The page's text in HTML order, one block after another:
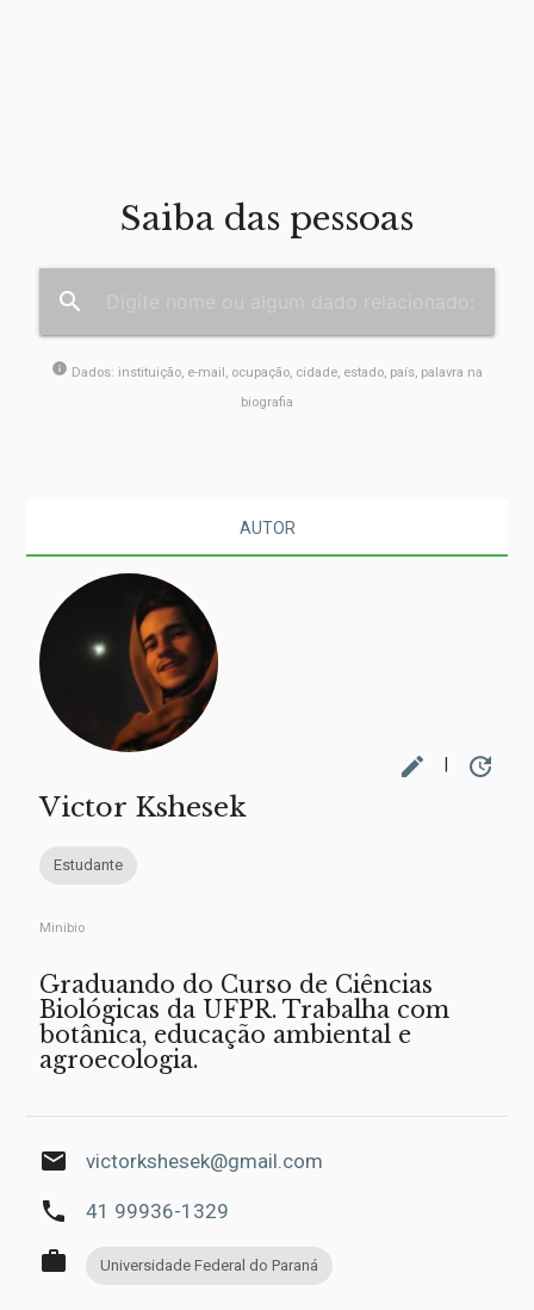
Saiba das pessoas
search
info Dados: instituição, e-mail, ocupação, cidade, estado, país, palavra na
biografia
AUTOR
edit update
Victor Kshesek
Estudante
Minibio
Graduando do Curso de Ciências
Biológicas da UFPR. Trabalha com
botânica, educação ambiental e
agroecologia.
email victorkshesek@gmail.com
phone 41 99936-1329
work Universidade Federal do Paraná